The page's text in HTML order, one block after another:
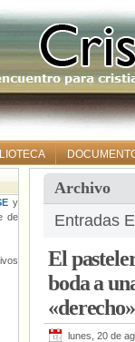
Archivo
Entradas
El
boda a
lunes, 20 de
y
de